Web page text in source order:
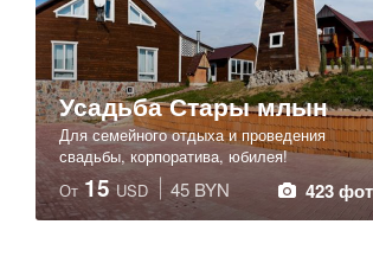
Усадьба Стары млын
Для семейного отдыха и проведения
свадьбы, корпоратива, юбилея!
От 15USD 45 BYN 423